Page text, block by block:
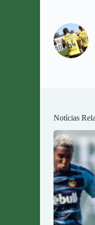
Notícias